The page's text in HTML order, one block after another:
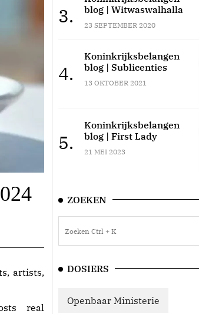
artists,
real
3.
blog | Witwaswalhalla
23 SEPTEMBER 2020
4.
Koninkrijksbelangen
blog | Sublicenties
13 OKTOBER 2021
5.
Koninkrijksbelangen
blog | First Lady
21 MEI 2023
ZOEKEN
DOSIERS
Openbaar Ministerie